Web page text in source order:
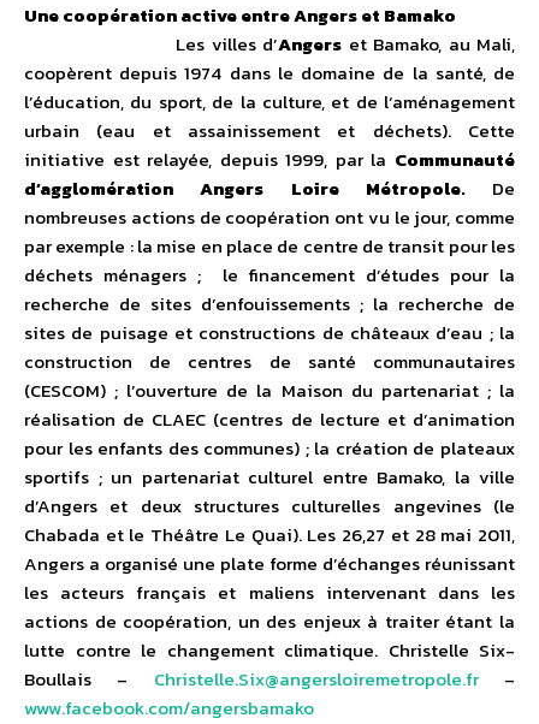
Une coopération active entre Angers et Bamako
Les villes d’Angers et Bamako, au Mali,
coopèrent depuis 1974 dans le domaine de la santé, de
l’éducation, du sport, de la culture, et de l‘aménagement
urbain (eau et assainissement et déchets). Cette
initiative est relayée, depuis 1999, par la Communauté
d’agglomération Angers Loire Métropole. De
nombreuses actions de coopération ont vu le jour, comme
par exemple : la mise en place de centre de transit pour les
déchets ménagers ; le financement d’études pour la
recherche de sites d’enfouissements ; la recherche de
sites de puisage et constructions de châteaux d’eau ; la
construction de centres de santé communautaires
(CESCOM) ; l’ouverture de la Maison du partenariat ; la
réalisation de CLAEC (centres de lecture et d’animation
pour les enfants des communes) ; la création de plateaux
sportifs ; un partenariat culturel entre Bamako, la ville
d’Angers et deux structures culturelles angevines (le
Chabada et le Théâtre Le Quai). Les 26,27 et 28 mai 2011,
Angers a organisé une plate forme d’échanges réunissant
les acteurs français et maliens intervenant dans les
actions de coopération, un des enjeux à traiter étant la
lutte contre le changement climatique. Christelle Six-
Boullais – Christelle.Six@angersloiremetropole.fr–
www.facebook.com/angersbamako